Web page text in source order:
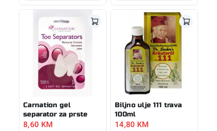
Carnation gel
separator za prste
8,60 KM
Biljno ulje 111 trava
100ml
14,80 KM